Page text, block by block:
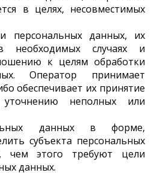
в целях, несовместимых
персональных данных, их
необходимых случаях и
к целям обработки
Оператор принимает
обеспечивает их принятие
неполных или
данных в форме,
субъекта персональных
чем этого требуют цели
данных.